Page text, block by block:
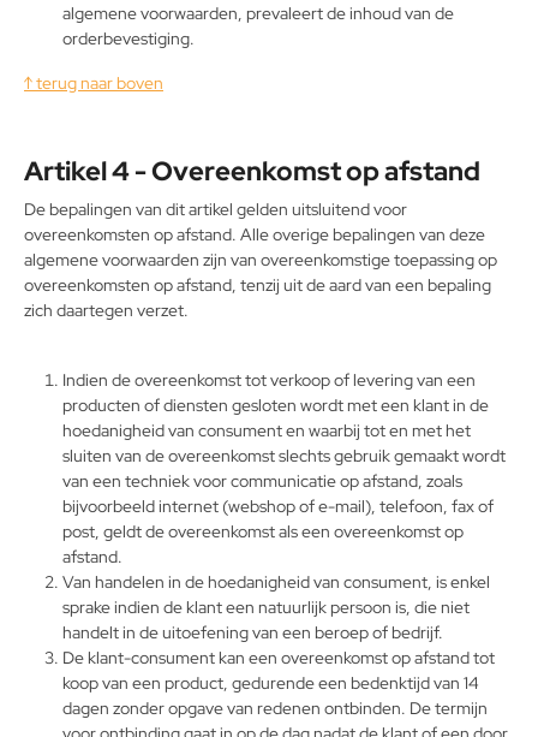
algemene voorwaarden, prevaleert de inhoud van de
orderbevestiging.
↑ terug naar boven
Artikel 4 - Overeenkomst op afstand
De bepalingen van dit artikel gelden uitsluitend voor
overeenkomsten op afstand. Alle overige bepalingen van deze
algemene voorwaarden zijn van overeenkomstige toepassing op
overeenkomsten op afstand, tenzij uit de aard van een bepaling
zich daartegen verzet.
Indien de overeenkomst tot verkoop of levering van een
producten of diensten gesloten wordt met een klant in de
hoedanigheid van consument en waarbij tot en met het
sluiten van de overeenkomst slechts gebruik gemaakt wordt
van een techniek voor communicatie op afstand, zoals
bijvoorbeeld internet (webshop of e-mail), telefoon, fax of
post, geldt de overeenkomst als een overeenkomst op
afstand.
Van handelen in de hoedanigheid van consument, is enkel
sprake indien de klant een natuurlijk persoon is, die niet
handelt in de uitoefening van een beroep of bedrijf.
De klant-consument kan een overeenkomst op afstand tot
koop van een product, gedurende een bedenktijd van 14
dagen zonder opgave van redenen ontbinden. De termijn